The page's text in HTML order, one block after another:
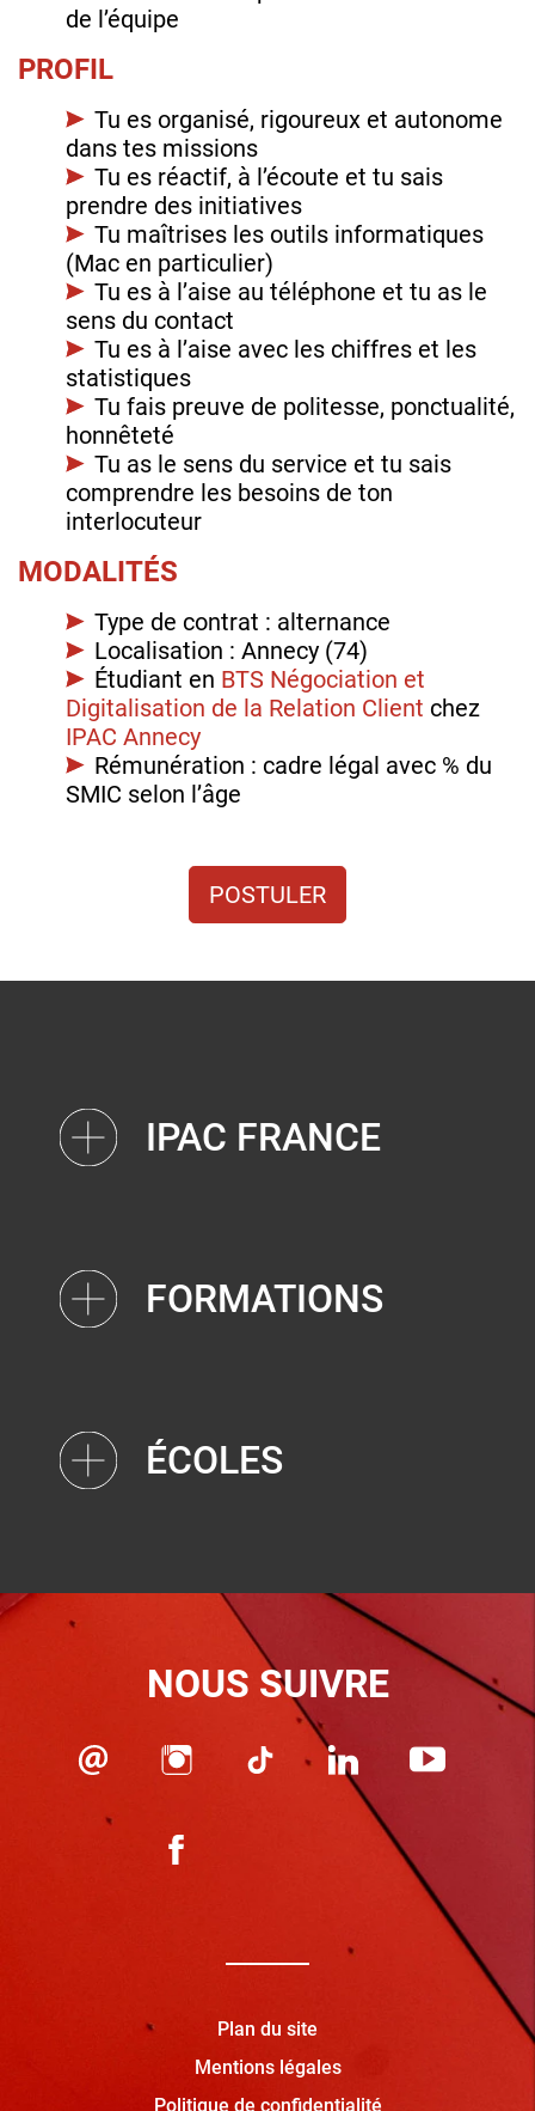
de l’équipe
PROFIL
Tu es organisé, rigoureux et autonome
dans tes missions
Tu es réactif, à l’écoute et tu sais
prendre des initiatives
Tu maîtrises les outils informatiques
(Mac en particulier)
Tu es à l’aise au téléphone et tu as le
sens du contact
Tu es à l’aise avec les chiffres et les
statistiques
Tu fais preuve de politesse, ponctualité,
honnêteté
Tu as le sens du service et tu sais
comprendre les besoins de ton
interlocuteur
MODALITÉS
Type de contrat : alternance
Localisation : Annecy (74)
Étudiant en BTS Négociation et
Digitalisation de la Relation Client chez
IPAC Annecy
Rémunération : cadre légal avec % du
SMIC selon l’âge
POSTULER
IPAC FRANCE
FORMATIONS
ÉCOLES
NOUS SUIVRE
Plan du site
Mentions légales
Politique de confidentialité